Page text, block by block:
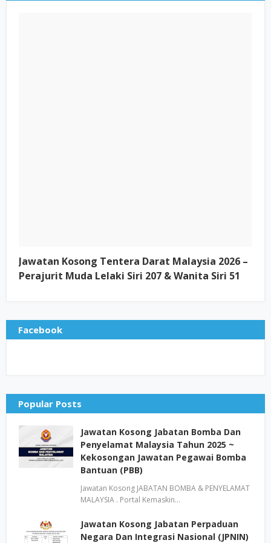
Jawatan Kosong Tentera Darat Malaysia 2026 –
Perajurit Muda Lelaki Siri 207 & Wanita Siri 51
Facebook
Popular Posts
Jawatan Kosong Jabatan Bomba Dan
Penyelamat Malaysia Tahun 2025 ~
Kekosongan Jawatan Pegawai Bomba
Bantuan (PBB)
Jawatan Kosong JABATAN BOMBA & PENYELAMAT
MALAYSIA . Portal Kemaskin…
Jawatan Kosong Jabatan Perpaduan
Negara Dan Integrasi Nasional (JPNIN)